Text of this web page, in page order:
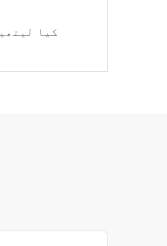
کیا